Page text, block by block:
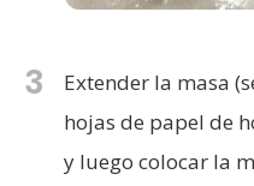
3
Extender la masa
hojas de papel de
y luego colocar la